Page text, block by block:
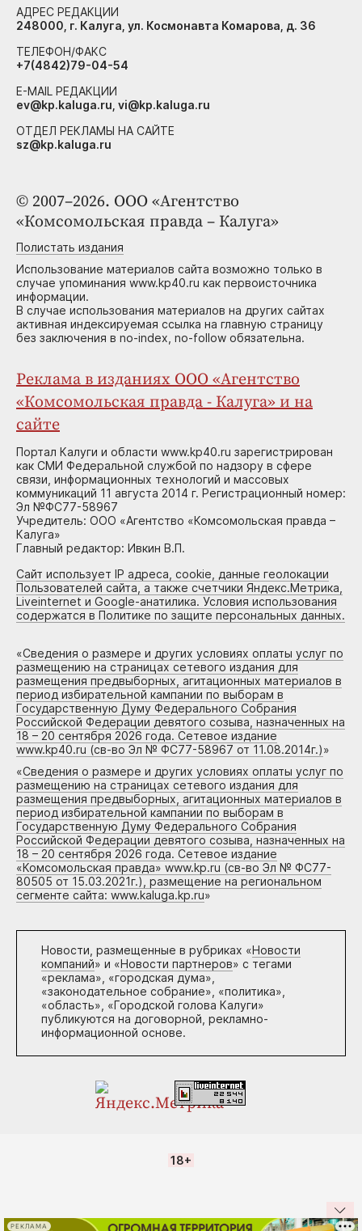
© 2007–2026. ООО «Агентство
«Комсомольская правда – Калуга»
Полистать издания
Использование материалов сайта возможно только в
случае упоминания www.kp40.ru как первоисточника
информации.
В случае использования материалов на других сайтах
активная индексируемая ссылка на главную страницу
без заключения в no-index, no-follow обязательна.
Реклама в изданиях ООО «Агентство
«Комсомольская правда - Калуга» и на
сайте
Портал Калуги и области www.kp40.ru зарегистрирован
как СМИ Федеральной службой по надзору в сфере
связи, информационных технологий и массовых
коммуникаций 11 августа 2014 г. Регистрационный номер:
Эл №ФС77-58967
Учредитель: ООО «Агентство «Комсомольская правда –
Калуга»
Главный редактор: Ивкин В.П.
Сайт использует IP адреса, cookie, данные геолокации
Пользователей сайта, а также счетчики Яндекс.Метрика,
Liveinternet и Google-анатилика. Условия использования
содержатся в Политике по защите персональных данных.
«Сведения о размере и других условиях оплаты услуг по
размещению на страницах сетевого издания для
размещения предвыборных, агитационных материалов в
период избирательной кампании по выборам в
Государственную Думу Федерального Собрания
Российской Федерации девятого созыва, назначенных на
18 – 20 сентября 2026 года. Сетевое издание
www.kp40.ru (св-во Эл № ФС77-58967 от 11.08.2014г.)»
«Сведения о размере и других условиях оплаты услуг по
размещению на страницах сетевого издания для
размещения предвыборных, агитационных материалов в
период избирательной кампании по выборам в
Государственную Думу Федерального Собрания
Российской Федерации девятого созыва, назначенных на
18 – 20 сентября 2026 года. Сетевое издание
«Комсомольская правда» www.kp.ru (св-во Эл № ФС77-
80505 от 15.03.2021г.), размещение на региональном
сегменте сайта: www.kaluga.kp.ru»
Новости, размещенные в рубриках «Новости
компаний» и «Новости партнеров» с тегами
«реклама», «городская дума»,
«законодательное собрание», «политика»,
«область», «Городской голова Калуги»
публикуются на договорной, рекламно-
информационной основе.
АДРЕС РЕДАКЦИИ
248000, г. Калуга, ул. Космонавта Комарова, д. 36
ТЕЛЕФОН/ФАКС
+7(4842)79-04-54
E-MAIL РЕДАКЦИИ
ev@kp.kaluga.ru, vi@kp.kaluga.ru
ОТДЕЛ РЕКЛАМЫ НА САЙТЕ
sz@kp.kaluga.ru
18+
РЕКЛАМА